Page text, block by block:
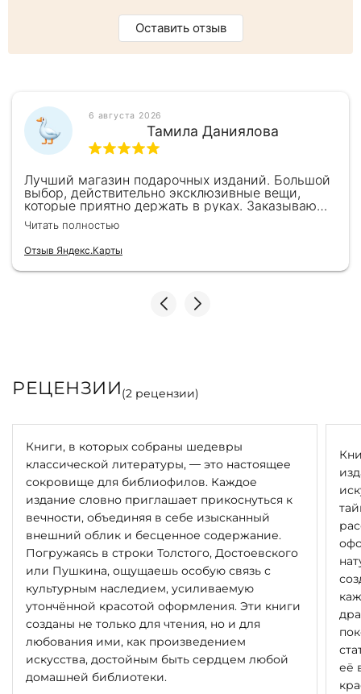
Оставить отзыв
6 августа 2026
Тамила Даниялова
Лучший магазин подарочных изданий. Большой
выбор, действительно эксклюзивные вещи,
которые приятно держать в руках. Заказываю
здесь уже второй раз для бизнес-партнеров,
всегда всё безупречно — от общения с
консультантами до качества самих книг.
Однозначно рекомендую
Читать полностью
Отзыв Яндекс.Карты
РЕЦЕНЗИИ(2 рецензии)
Книги, в которых собраны шедевры
классической литературы, — это настоящее
сокровище для библиофилов. Каждое
издание словно приглашает прикоснуться к
вечности, объединяя в себе изысканный
внешний облик и бесценное содержание.
Погружаясь в строки Толстого, Достоевского
или Пушкина, ощущаешь особую связь с
культурным наследием, усиливаемую
утончённой красотой оформления. Эти книги
созданы не только для чтения, но и для
любования ими, как произведением
искусства, достойным быть сердцем любой
домашней библиотеки.
её